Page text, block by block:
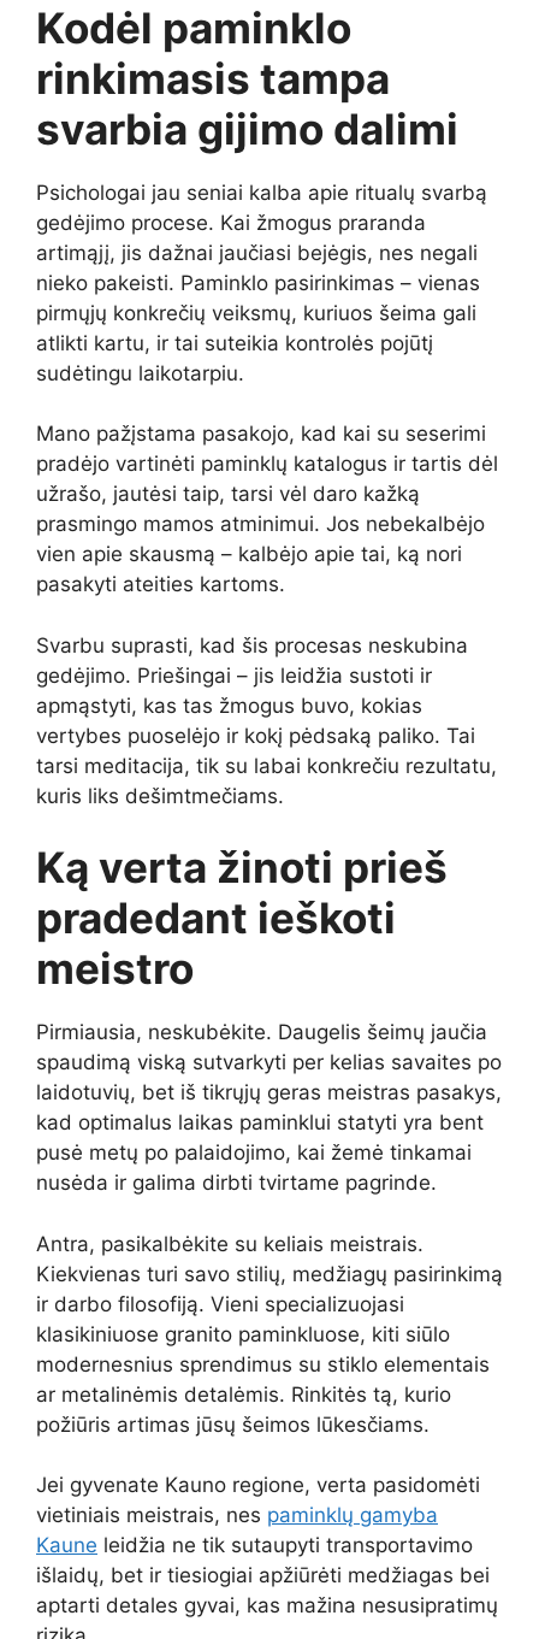
Kodėl paminklo
rinkimasis tampa
svarbia gijimo dalimi
Psichologai jau seniai kalba apie ritualų svarbą
gedėjimo procese. Kai žmogus praranda
artimąjį, jis dažnai jaučiasi bejėgis, nes negali
nieko pakeisti. Paminklo pasirinkimas – vienas
pirmųjų konkrečių veiksmų, kuriuos šeima gali
atlikti kartu, ir tai suteikia kontrolės pojūtį
sudėtingu laikotarpiu.
Mano pažįstama pasakojo, kad kai su seserimi
pradėjo vartinėti paminklų katalogus ir tartis dėl
užrašo, jautėsi taip, tarsi vėl daro kažką
prasmingo mamos atminimui. Jos nebekalbėjo
vien apie skausmą – kalbėjo apie tai, ką nori
pasakyti ateities kartoms.
Svarbu suprasti, kad šis procesas neskubina
gedėjimo. Priešingai – jis leidžia sustoti ir
apmąstyti, kas tas žmogus buvo, kokias
vertybes puoselėjo ir kokį pėdsaką paliko. Tai
tarsi meditacija, tik su labai konkrečiu rezultatu,
kuris liks dešimtmečiams.
Ką verta žinoti prieš
pradedant ieškoti
meistro
Pirmiausia, neskubėkite. Daugelis šeimų jaučia
spaudimą viską sutvarkyti per kelias savaites po
laidotuvių, bet iš tikrųjų geras meistras pasakys,
kad optimalus laikas paminklui statyti yra bent
pusė metų po palaidojimo, kai žemė tinkamai
nusėda ir galima dirbti tvirtame pagrinde.
Antra, pasikalbėkite su keliais meistrais.
Kiekvienas turi savo stilių, medžiagų pasirinkimą
ir darbo filosofiją. Vieni specializuojasi
klasikiniuose granito paminkluose, kiti siūlo
modernesnius sprendimus su stiklo elementais
ar metalinėmis detalėmis. Rinkitės tą, kurio
požiūris artimas jūsų šeimos lūkesčiams.
Jei gyvenate Kauno regione, verta pasidomėti
vietiniais meistrais, nes paminklų gamyba
Kaune leidžia ne tik sutaupyti transportavimo
išlaidų, bet ir tiesiogiai apžiūrėti medžiagas bei
aptarti detales gyvai, kas mažina nesusipratimų